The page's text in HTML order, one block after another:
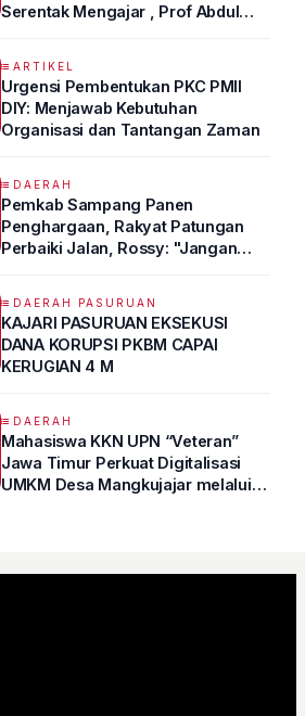
Serentak Mengajar , Prof Abdul
ARTIKEL
Urgensi Pembentukan PKC PMII
DIY: Menjawab Kebutuhan
Organisasi dan Tantangan Zaman
DAERAH
Pemkab Sampang Panen
Penghargaan, Rakyat Patungan
Perbaiki Jalan, Rossy: "Jangan
DAERAH PASURUAN
KAJARI PASURUAN EKSEKUSI
DANA KORUPSI PKBM CAPAI
KERUGIAN 4 M
DAERAH
Mahasiswa KKN UPN “Veteran”
Jawa Timur Perkuat Digitalisasi
UMKM Desa Mangkujajar melalui